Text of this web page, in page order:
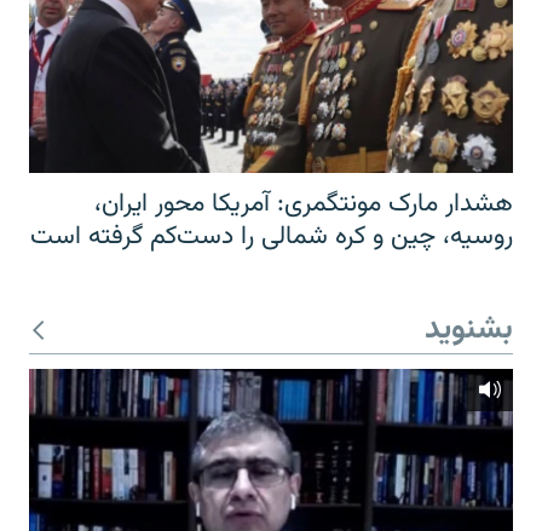
هشدار مارک مونتگمری: آمریکا محور ایران،
روسیه، چین و کره شمالی را دست‌کم گرفته است
بشنوید